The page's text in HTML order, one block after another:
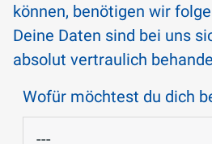
können, benötigen wir
Deine Daten sind bei uns
absolut vertraulich
Wofür möchtest du dich